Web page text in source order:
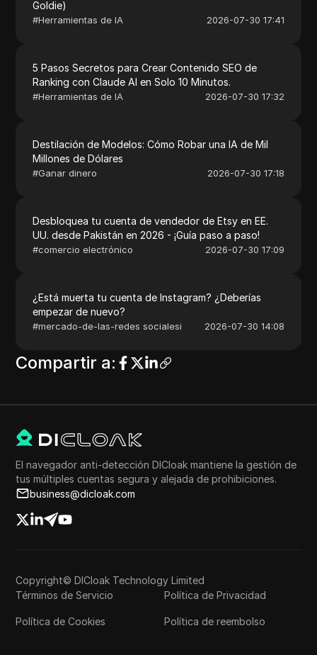
Goldie)
#Herramientas de IA 2026-07-30 17:41
5 Pasos Secretos para Crear Contenido SEO de
Ranking con Claude AI en Solo 10 Minutos.
#Herramientas de IA 2026-07-30 17:32
Destilación de Modelos: Cómo Robar una IA de Mil
Millones de Dólares
#Ganar dinero 2026-07-30 17:18
Desbloquea tu cuenta de vendedor de Etsy en EE.
UU. desde Pakistán en 2026 - ¡Guía paso a paso!
#comercio electrónico 2026-07-30 17:09
¿Está muerta tu cuenta de Instagram? ¿Deberías
empezar de nuevo?
#mercado-de-las-redes socialesi 2026-07-30 14:08
Compartir a:
El navegador anti-detección DICloak mantiene la gestión de
tus múltiples cuentas segura y alejada de prohibiciones.
business@dicloak.com
Copyright© DICloak Technology Limited
Términos de Servicio
Política de Privacidad
Política de Cookies Política de reembolso